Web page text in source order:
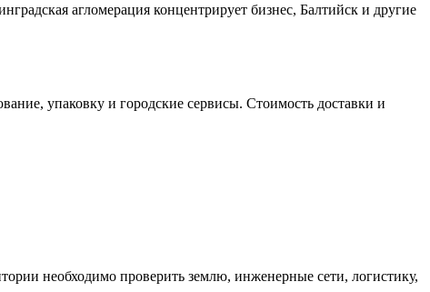
агломерация концентрирует бизнес, Балтийск и другие
упаковку и городские сервисы. Стоимость доставки и
необходимо проверить землю, инженерные сети, логистику,